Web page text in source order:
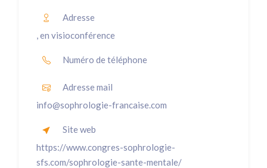
Adresse
, en visioconférence
Numéro de téléphone
Adresse mail
info@sophrologie-francaise.com
Site web
https://www.congres-sophrologie-
sfs.com/sophrologie-sante-mentale/